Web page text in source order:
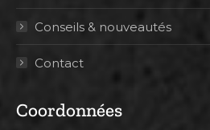
Conseils & nouveautés
Contact
Coordonnées